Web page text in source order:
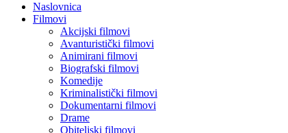
Naslovnica
Filmovi
Akcijski filmovi
Avanturistički filmovi
Animirani filmovi
Biografski filmovi
Komedije
Kriminalistički filmovi
Dokumentarni filmovi
Drame
Obiteljski filmovi